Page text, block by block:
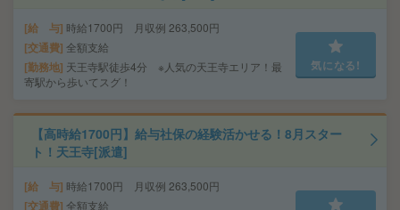
給 与 時給1700円 月収例 263,500円
交通費 全額支給
勤務地 天王寺駅徒歩4分 ※人気の天王寺エリア！最
寄駅から歩いてスグ！
気になる!
【高時給1700円】給与社保の経験活かせる！8月スター
ト！天王寺[派遣]
給 与 時給1700円 月収例 263,500円
交通費 全額支給